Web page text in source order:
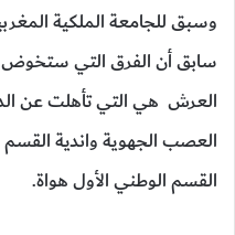
وسبق للجامعة الملكية
سابق أن الفرق التي ستخوض
العرش هي التي تأهلت عن
العصب الجهوية واندية القسم
القسم الوطني الأول هواة.